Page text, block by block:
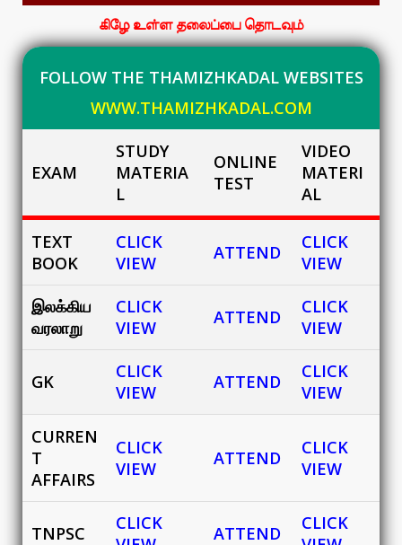
கிழே உள்ள தலைப்பை தொடவும்
FOLLOW THE THAMIZHKADAL WEBSITES
WWW.THAMIZHKADAL.COM
EXAM
STUDY
MATERIA
L
ONLINE
TEST
VIDEO
MATERI
AL
TEXT
BOOK
CLICK
VIEW
ATTEND
CLICK
VIEW
இலக்கிய
வரலாறு
CLICK
VIEW
ATTEND
CLICK
VIEW
GK
CLICK
VIEW
ATTEND
CLICK
VIEW
CURREN
T
AFFAIRS
CLICK
VIEW
ATTEND
CLICK
VIEW
TNPSC
CLICK
ATTEND
CLICK